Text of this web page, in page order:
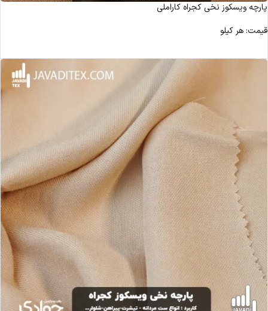
پارچه ویسکوز نخی کجراه کاراملی
قیمت: هر کیلو